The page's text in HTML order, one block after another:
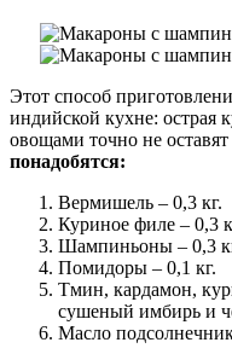
Этот способ
индийской кухне: острая
овощами точно не
понадобятся:
Вермишель – 0,3 кг.
Куриное филе – 0,3
Шампиньоны – 0,3
Помидоры – 0,1 кг.
Тмин, кардамон,
сушеный имбирь и
Масло